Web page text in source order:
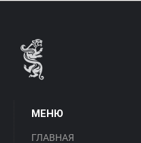
МЕНЮ
ГЛАВНАЯ